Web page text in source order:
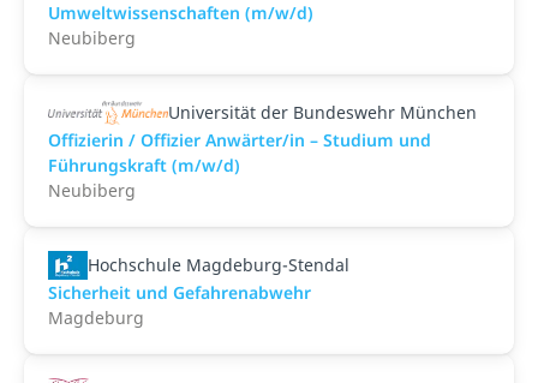
Umweltwissenschaften (m/w/d)
Neubiberg
Universität der Bundeswehr München
Offizierin / Offizier Anwärter/in – Studium und
Führungskraft (m/w/d)
Neubiberg
Hochschule Magdeburg-Stendal
Sicherheit und Gefahrenabwehr
Magdeburg